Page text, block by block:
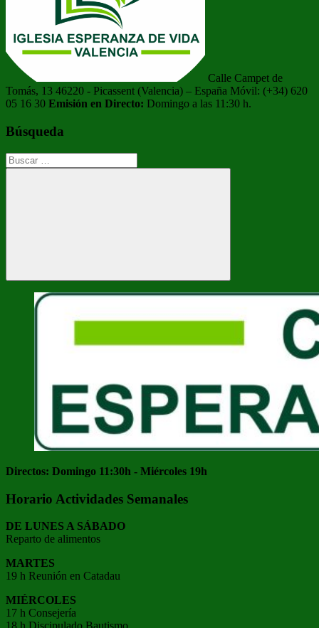
Calle Campet de
Tomás, 13 46220 - Picassent (Valencia) – España Móvil: (+34) 620
05 16 30 Emisión en Directo: Domingo a las 11:30 h.
Búsqueda
Buscar:
Buscar
Directos: Domingo 11:30h - Miércoles 19h
Horario Actividades Semanales
DE LUNES A SÁBADO
Reparto de alimentos
MARTES
19 h Reunión en Catadau
MIÉRCOLES
17 h Consejería